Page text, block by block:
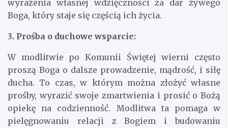
wyrażenia własnej wdzięczności za dar żywego
Boga, który staje się częścią ich życia.
3. Prośba o duchowe wsparcie:
W modlitwie po Komunii Świętej wierni często
proszą Boga o dalsze prowadzenie, mądrość, i siłę
ducha. To czas, w którym można złożyć własne
prośby, wyrazić swoje zmartwienia i prosić o Bożą
opiekę na codzienność. Modlitwa ta pomaga w
pielęgnowaniu relacji z Bogiem i budowaniu